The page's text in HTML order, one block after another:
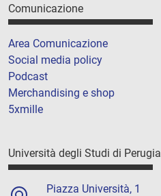
Comunicazione
Area Comunicazione
Social media policy
Podcast
Merchandising e shop
5xmille
Università degli Studi di Perugia
Piazza Università, 1